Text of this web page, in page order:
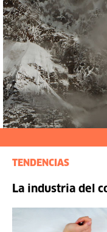
TENDENCIAS
La industria del